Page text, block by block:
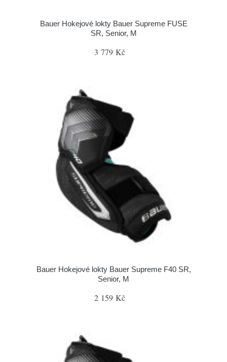
Bauer Hokejové lokty Bauer Supreme FUSE
SR, Senior, M
3 779 Kč
Bauer Hokejové lokty Bauer Supreme F40 SR,
Senior, M
2 159 Kč